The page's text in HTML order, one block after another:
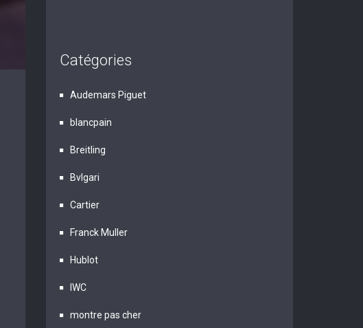
Catégories
Audemars Piguet
blancpain
Breitling
Bvlgari
Cartier
Franck Muller
Hublot
IWC
montre pas cher